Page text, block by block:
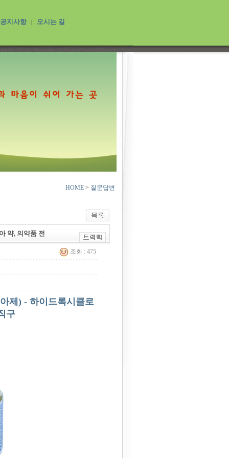
공지사항 오시는 길
HOME > 질문답변
약, 의약품 전
조회 : 475
제) - 하이드록시클로
구